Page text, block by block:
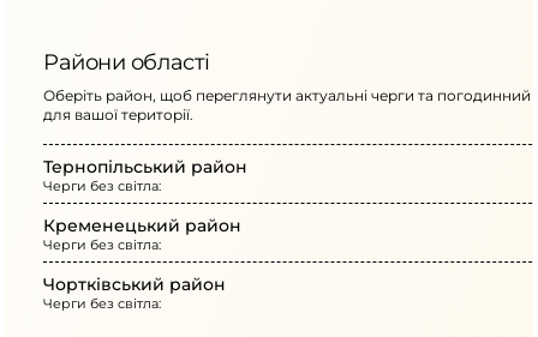
Райони області
Оберіть район, щоб переглянути актуальні черги та погодинний
для вашої території.
Тернопільський район
Черги без світла:
Кременецький район
Черги без світла:
Чортківський район
Черги без світла: